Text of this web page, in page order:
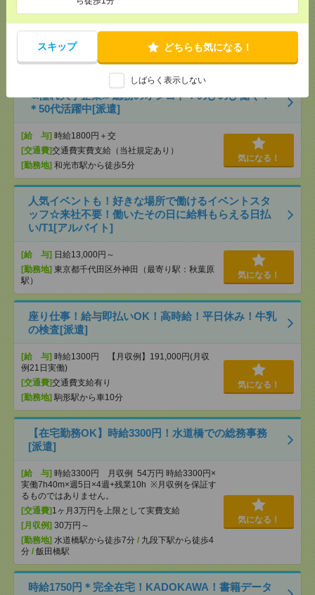
スキップ どちらも気になる！
しばらく表示しない
～ ■給与の前払いが可能な速払いサービスあり
[勤務地]飯田橋駅から徒歩1分
九段下駅から徒歩
14分
気になる！
≪憧れ大手企業≫総務のオシゴト！のびのび働く！
＊50代活躍中[派遣]
[給 与] 時給1800円＋交
[交通費]交通費実費支給（当社規定あり）
[勤務地] 和光市駅から徒歩5分
気になる！
人気イベントも！好きな場所で働けるイベントスタ
ッフ☆来社不要！働いたその日に給料もらえる日払
い/T1[アルバイト]
[給 与] 日給13,000円～
[勤務地] 東京都千代田区外神田（最寄り駅：秋葉原
駅）
気になる！
座り仕事！給与即払いOK！高時給！平日休み！牛乳
の検査[派遣]
[給 与] 時給1300円 【月収例】191,000円(月収
例21日実働)
[交通費]交通費支給有り
[勤務地] 駒形駅から車10分
気になる！
【在宅勤務OK】時給3300円！水道橋での総務事務
[派遣]
[給 与] 時給3300円 月収例 54万円 時給3300円×
実働7h40m×週5日×4週+残業10h ※月収例を保証す
るものではありません。
[交通費] 1ヶ月3万円を上限として実費支給
[月収例] 30万円～
[勤務地] 水道橋駅から徒歩7分 / 九段下駅から徒歩4
分 / 飯田橋駅
気になる！
時給1750円＊完全在宅！KADOKAWA！書籍データ